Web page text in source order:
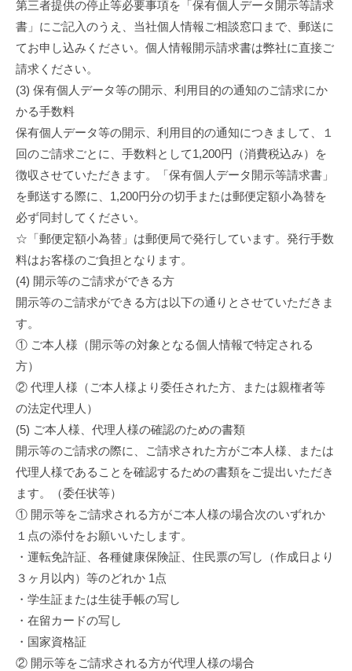
第三者提供の停止等必要事項を「保有個人データ開示等請求
書」にご記入のうえ、当社個人情報ご相談窓口まで、郵送に
てお申し込みください。個人情報開示請求書は弊社に直接ご
請求ください。
(3) 保有個人データ等の開示、利用目的の通知のご請求にか
かる手数料
保有個人データ等の開示、利用目的の通知につきまして、１
回のご請求ごとに、手数料として1,200円（消費税込み）を
徴収させていただきます。「保有個人データ開示等請求書」
を郵送する際に、1,200円分の切手または郵便定額小為替を
必ず同封してください。
☆「郵便定額小為替」は郵便局で発行しています。発行手数
料はお客様のご負担となります。
(4) 開示等のご請求ができる方
開示等のご請求ができる方は以下の通りとさせていただきま
す。
① ご本人様（開示等の対象となる個人情報で特定される
方）
② 代理人様（ご本人様より委任された方、または親権者等
の法定代理人）
(5) ご本人様、代理人様の確認のための書類
開示等のご請求の際に、ご請求された方がご本人様、または
代理人様であることを確認するための書類をご提出いただき
ます。（委任状等）
① 開示等をご請求される方がご本人様の場合次のいずれか
１点の添付をお願いいたします。
・運転免許証、各種健康保険証、住民票の写し（作成日より
３ヶ月以内）等のどれか 1点
・学生証または生徒手帳の写し
・在留カードの写し
・国家資格証
② 開示等をご請求される方が代理人様の場合